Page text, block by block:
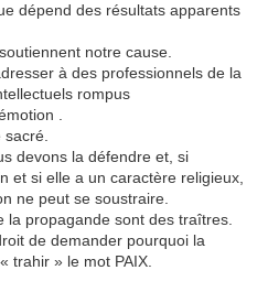
dépend des résultats apparents
notre cause.
à des professionnels de la
rompus
.
devons la défendre et, si
et si elle a un caractère religieux,
ne peut se soustraire.
la propagande sont des traîtres.
de demander pourquoi la
trahir » le mot PAIX.